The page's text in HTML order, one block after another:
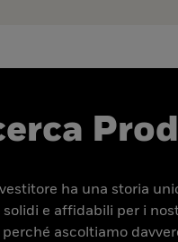
ha una storia
solidi e affidabili per i
ascoltiamo